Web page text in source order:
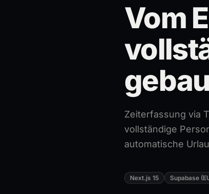
Vom
Zeiterfassung via
vollständige
automatische
Next.js 15 Supabase